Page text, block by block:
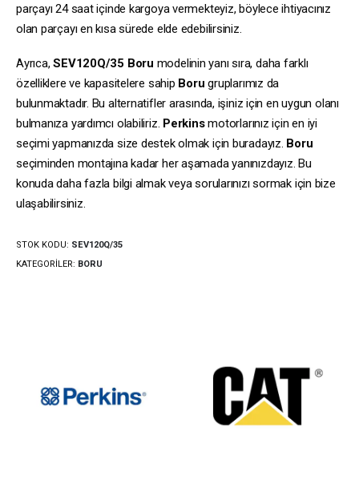
parçayı 24 saat içinde kargoya vermekteyiz, böylece ihtiyacınız
olan parçayı en kısa sürede elde edebilirsiniz.
Ayrıca,SEV120Q/35 Boru modelinin yanı sıra, daha farklı
özelliklere ve kapasitelere sahip Boru gruplarımız da
bulunmaktadır. Bu alternatifler arasında, işiniz için en uygun olanı
bulmanıza yardımcı olabiliriz. Perkinsmotorlarınız için en iyi
seçimi yapmanızda size destek olmak için buradayız. Boru
seçiminden montajına kadar her aşamada yanınızdayız. Bu
konuda daha fazla bilgi almak veya sorularınızı sormak için bize
ulaşabilirsiniz.
STOK KODU: SEV120Q/35
KATEGORILER: BORU